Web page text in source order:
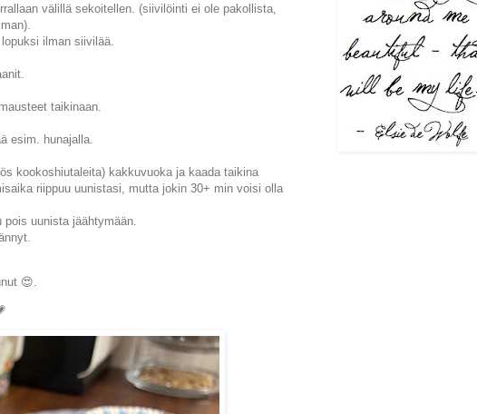
välillä sekoitellen. (siivilöinti ei ole pakollista,
ilman siivilää.
taikinaan.
esim. hunajalla.
kookoshiutaleita) kakkuvuoka ja kaada taikina
riippuu uunistasi, mutta jokin 30+ min voisi olla
uunista jäähtymään.
😍.